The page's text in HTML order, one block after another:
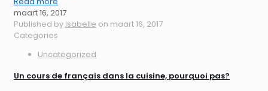
maart 16, 2017
Published by Isabelle on maart 16, 2017
Categories
Uncategorized
Un cours de français dans la cuisine, pourquoi pas?